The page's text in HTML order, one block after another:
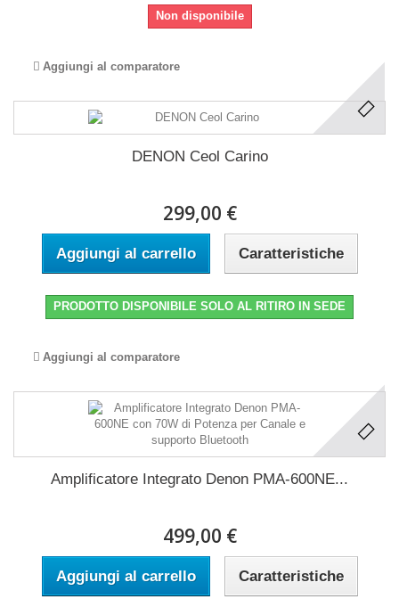
Non disponibile
Aggiungi al comparatore
DENON Ceol Carino
299,00 €
Aggiungi al carrello Caratteristiche
PRODOTTO DISPONIBILE SOLO AL RITIRO IN SEDE
Aggiungi al comparatore
Amplificatore Integrato Denon PMA-600NE...
499,00 €
Aggiungi al carrello Caratteristiche